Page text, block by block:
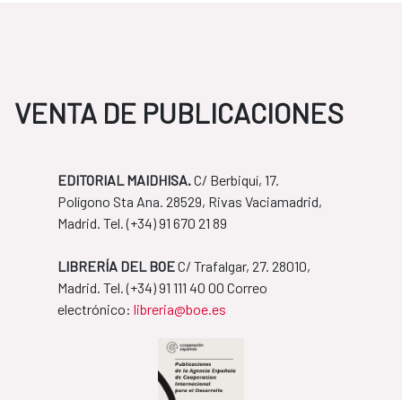
VENTA DE PUBLICACIONES
EDITORIAL MAIDHISA.C/ Berbiquí, 17.
Polígono Sta Ana. 28529, Rivas Vaciamadrid,
Madrid. Tel. ​(+34) 91 670 21 89
LIBRERÍA DEL BOEC/ Trafalgar, 27. 28010,
Madrid. Tel. ​(+34) 91 111 40 00 Correo
​​​​​​​electrónico: libreria@boe.es